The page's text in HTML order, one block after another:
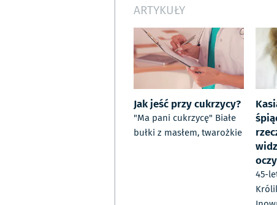
ARTYKUŁY
Jak jeść przy cukrzycy?
"Ma pani cukrzycę" Białe
bułki z masłem, twarożkie
45-